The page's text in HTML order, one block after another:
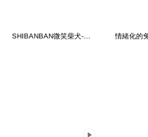
SHIBANBAN微笑柴犬-廢柴寶寶日常 情緒化的